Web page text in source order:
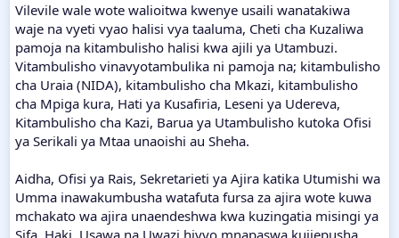
Vilevile wale wote walioitwa kwenye usaili wanatakiwa
waje na vyeti vyao halisi vya taaluma, Cheti cha Kuzaliwa
pamoja na kitambulisho halisi kwa ajili ya Utambuzi.
Vitambulisho vinavyotambulika ni pamoja na; kitambulisho
cha Uraia (NIDA), kitambulisho cha Mkazi, kitambulisho
cha Mpiga kura, Hati ya Kusafiria, Leseni ya Udereva,
Kitambulisho cha Kazi, Barua ya Utambulisho kutoka Ofisi
ya Serikali ya Mtaa unaoishi au Sheha.
Aidha, Ofisi ya Rais, Sekretarieti ya Ajira katika Utumishi wa
Umma inawakumbusha watafuta fursa za ajira wote kuwa
mchakato wa ajira unaendeshwa kwa kuzingatia misingi ya